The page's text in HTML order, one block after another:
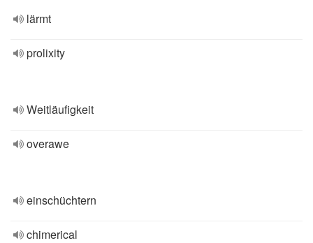
lärmt
prolixity
Weitläufigkeit
overawe
einschüchtern
chimerical